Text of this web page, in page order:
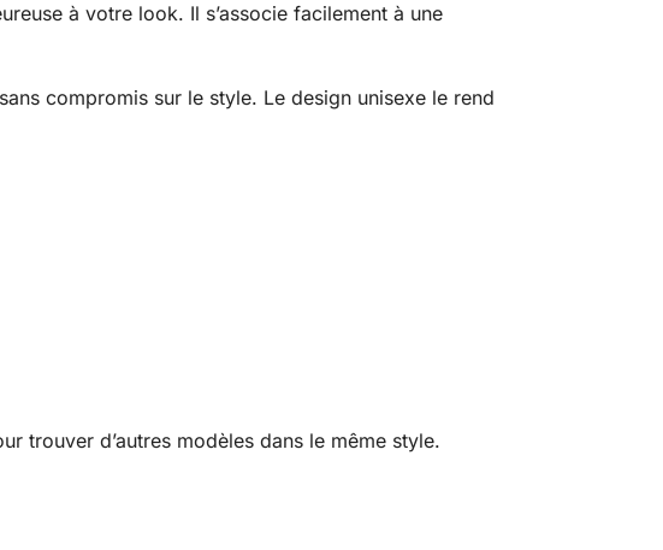
à votre look. Il s’associe facilement à une
compromis sur le style. Le design unisexe le rend
trouver d’autres modèles dans le même style.